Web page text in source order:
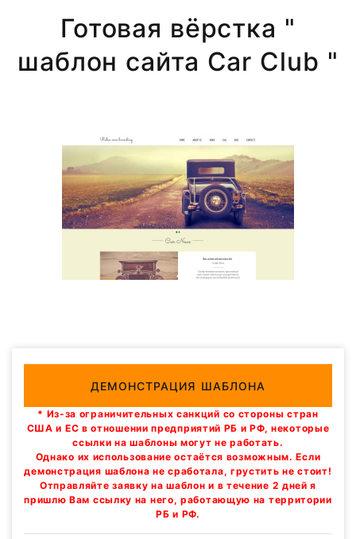
Готовая вёрстка "
шаблон сайта Car Club "
ДЕМОНСТРАЦИЯ ШАБЛОНА
* Из-за ограничительных санкций со стороны стран
США и ЕС в отношении предприятий РБ и РФ, некоторые
ссылки на шаблоны могут не работать.
Однако их использование остаётся возможным. Если
демонстрация шаблона не сработала, грустить не стоит!
Отправляйте заявку на шаблон и в течение 2 дней я
пришлю Вам ссылку на него, работающую на территории
РБ и РФ.